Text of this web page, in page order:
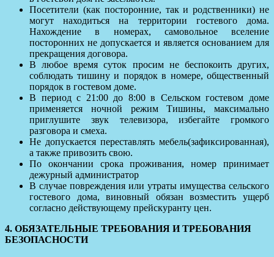
Посетители (как посторонние, так и родственники) не
могут находиться на территории гостевого дома.
Нахождение в номерах, самовольное вселение
посторонних не допускается и является основанием для
прекращения договора.
В любое время суток просим не беспокоить других,
соблюдать тишину и порядок в номере, общественный
порядок в гостевом доме.
В период с 21:00 до 8:00 в Сельском гостевом доме
применяется ночной режим Тишины, максимально
приглушите звук телевизора, избегайте громкого
разговора и смеха.
Не допускается переставлять мебель(зафиксированная),
а также привозить свою.
По окончании срока проживания, номер принимает
дежурный администратор
В случае повреждения или утраты имущества сельского
гостевого дома, виновный обязан возместить ущерб
согласно действующему прейскуранту цен.
4. ОБЯЗАТЕЛЬНЫЕ ТРЕБОВАНИЯ И ТРЕБОВАНИЯ
БЕЗОПАСНОСТИ